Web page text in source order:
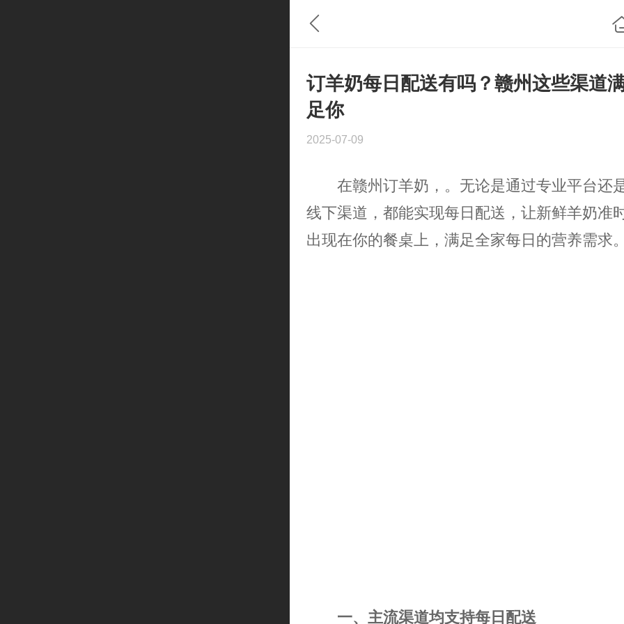
订羊奶每日配送有吗？赣州这些渠道
足你
2025-07-09
在赣州订羊奶，。无论是通过专业平台还
线下渠道，都能实现每日配送，让新鲜羊奶准
出现在你的餐桌上，满足全家每日的营养需求。
一、主流渠道均支持每日配送